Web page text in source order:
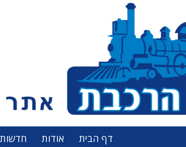
דף הבית אודות חדשות